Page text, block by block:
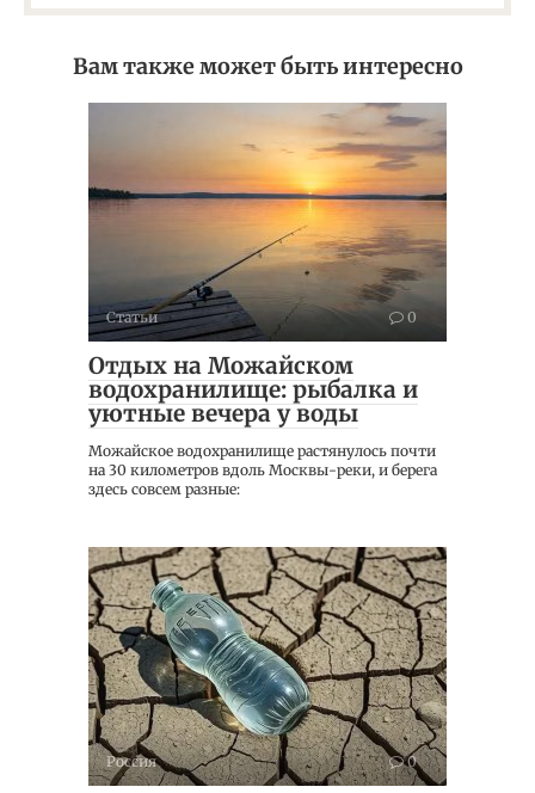
Вам также может быть интересно
Статьи 0
Отдых на Можайском
водохранилище: рыбалка и
уютные вечера у воды
Можайское водохранилище растянулось почти
на 30 километров вдоль Москвы-реки, и берега
здесь совсем разные:
Россия 0